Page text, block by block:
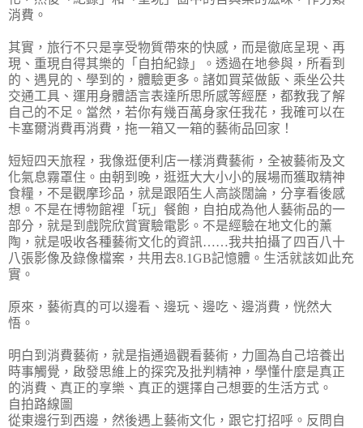
消費。
其實，旅行不只是享受物質帶來的快感，而是徹底呈現、再
現、重現自得其樂的「自拍紀錄」。透過在地參與，所看到
的、遇見的、學到的，體驗更多。諸如買菜做飯、乘坐公共
交通工具、運用身體語言表達所思所感等經歷，都教我了解
自己的不足。當然，若你有幾百萬身家任我花，我確可以在
卡塞爾消費再消費，拖一箱又一箱的藝術品回家！
短短四天旅程，我像逛便利店一樣消費藝術，全被藝術及文
化氣息霧罩住。由朝到晚，逛逛大大小小的展場而獲取精神
食糧，不是觀摩珍品，就是跟陌生人高談闊論，分享看後感
想。不是在博物館裡「玩」餐飽，自拍成為他人藝術品的一
部分，就是到戲院欣賞實驗電影。不是經驗在地文化的薰
陶，就是吸收各種藝術文化的資訊……我共拍攝了四百八十
八張影像及錄像檔案，共用去8.1GB記憶體。生活就該如此充
實。
原來，藝術真的可以邊看、邊玩、邊吃、邊消費，恍然大
悟。
明白到消費藝術，就是指通過觀看藝術，力圖為自己培養出
時事觸覺，啟發思維上的探究及批判精神，學懂什麼是真正
的消費、真正的享樂、真正的選擇自己想要的生活方式。
自拍路線圖
從東邊行到西邊，然後遇上藝術文化，跟它打招呼。反問自